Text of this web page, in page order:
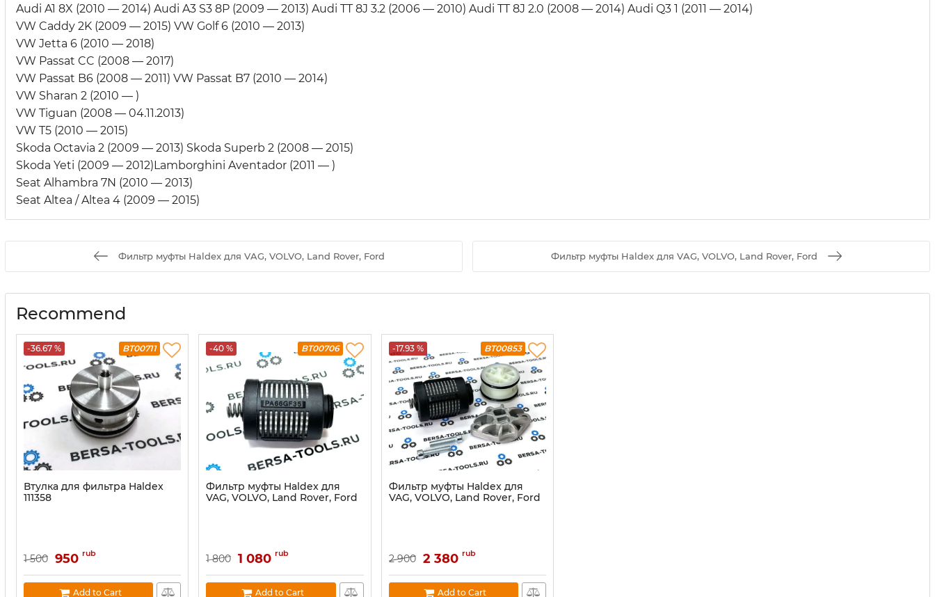
Audi A1 8X (2010 — 2014) Audi A3 S3 8P (2009 — 2013) Audi TT 8J 3.2 (2006 — 2010) Audi TT 8J 2.0 (2008 — 2014) Audi Q3 1 (2011 — 2014)
VW Caddy 2K (2009 — 2015) VW Golf 6 (2010 — 2013)
VW Jetta 6 (2010 — 2018)
VW Passat CC (2008 — 2017)
VW Passat B6 (2008 — 2011) VW Passat B7 (2010 — 2014)
VW Sharan 2 (2010 — )
VW Tiguan (2008 — 04.11.2013)
VW T5 (2010 — 2015)
Skoda Octavia 2 (2009 — 2013) Skoda Superb 2 (2008 — 2015)
Skoda Yeti (2009 — 2012)Lamborghini Aventador (2011 — )
Seat Alhambra 7N (2010 — 2013)
Seat Altea / Altea 4 (2009 — 2015)
Фильтр муфты Haldex для VAG, VOLVO, Land Rover, Ford Фильтр муфты Haldex для VAG, VOLVO, Land Rover, Ford
Recommend
-36.67 % BT00711
Втулка для фильтра Haldex
111358
1 500 950 rub
Add to Cart
-40 % BT00706
Фильтр муфты Haldex для
VAG, VOLVO, Land Rover, Ford
1 800 1 080 rub
Add to Cart
-17.93 % BT00853
Фильтр муфты Haldex для
VAG, VOLVO, Land Rover, Ford
2 900 2 380 rub
Add to Cart